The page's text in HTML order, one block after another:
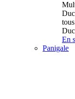
En
Panigale